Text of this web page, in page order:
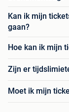
Kan ik mijn
gaan?
Hoe kan ik mijn
Zijn er
Moet ik mijn